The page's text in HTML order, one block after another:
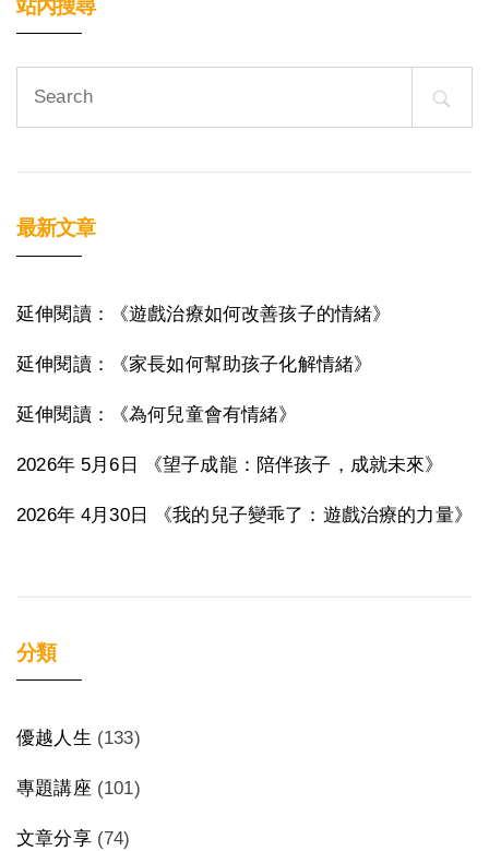
站內搜尋
最新文章
延伸閱讀：《遊戲治療如何改善孩子的情緒》
延伸閱讀：《家長如何幫助孩子化解情緒》
延伸閱讀：《為何兒童會有情緒》
2026年 5月6日 《望子成龍：陪伴孩子，成就未來》
2026年 4月30日 《我的兒子變乖了：遊戲治療的力量》
分類
優越人生 (133)
專題講座 (101)
文章分享(74)